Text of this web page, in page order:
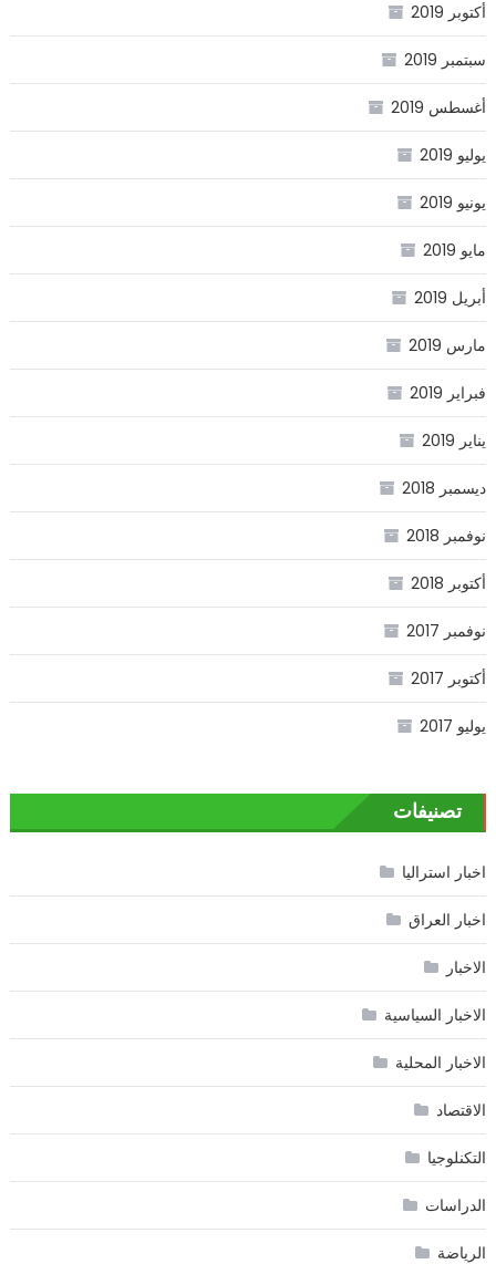
أكتوبر 2019
سبتمبر 2019
أغسطس 2019
يوليو 2019
يونيو 2019
مايو 2019
أبريل 2019
مارس 2019
فبراير 2019
يناير 2019
ديسمبر 2018
نوفمبر 2018
أكتوبر 2018
نوفمبر 2017
أكتوبر 2017
يوليو 2017
تصنيفات
اخبار استراليا
اخبار العراق
الاخبار
الاخبار السياسية
الاخبار المحلية
الاقتصاد
التكنلوجيا
الدراسات
الرياضة